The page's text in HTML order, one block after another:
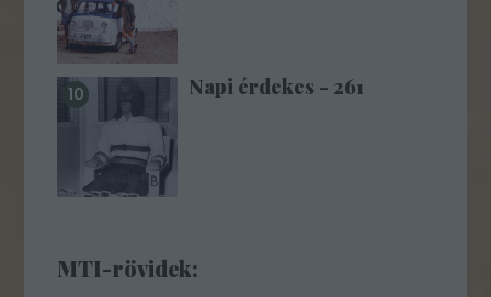
Napi érdekes - 261
MTI-rövidek: